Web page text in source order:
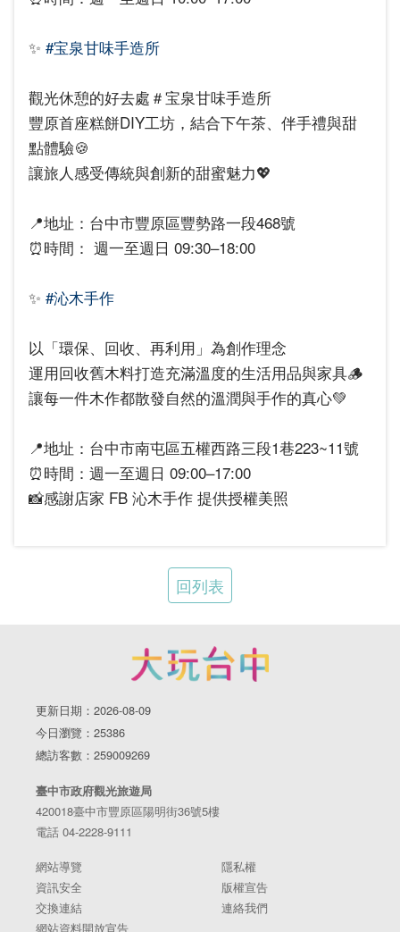
✨ #宝泉甘味手造所
觀光休憩的好去處＃宝泉甘味手造所
豐原首座糕餅DIY工坊，結合下午茶、伴手禮與甜
點體驗🍪
讓旅人感受傳統與創新的甜蜜魅力💖
📍地址：台中市豐原區豐勢路一段468號
⏰時間： 週一至週日 09:30–18:00
✨ #沁木手作
以「環保、回收、再利用」為創作理念
運用回收舊木料打造充滿溫度的生活用品與家具🪵
讓每一件木作都散發自然的溫潤與手作的真心💚
📍地址：台中市南屯區五權西路三段1巷223~11號
⏰時間：週一至週日 09:00–17:00
📸感謝店家 FB 沁木手作 提供授權美照
回列表
更新日期：2026-08-09
今日瀏覽：25386
總訪客數：259009269
臺中市政府觀光旅遊局
420018臺中市豐原區陽明街36號5樓
電話 04-2228-9111
網站導覽
隱私權
資訊安全
版權宣告
交換連結
連絡我們
網站資料開放宣告